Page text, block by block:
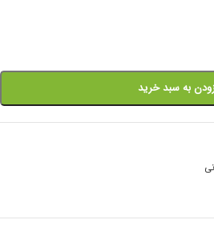
به سبد خرید